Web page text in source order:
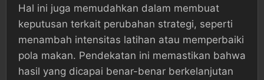
Hal ini juga memudahkan dalam membuat
keputusan terkait perubahan strategi, seperti
menambah intensitas latihan atau memperbaiki
pola makan. Pendekatan ini memastikan bahwa
hasil yang dicapai benar-benar berkelanjutan